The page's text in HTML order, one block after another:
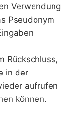
Verwendung
Pseudonym
Rückschluss,
in der
aufrufen
können.